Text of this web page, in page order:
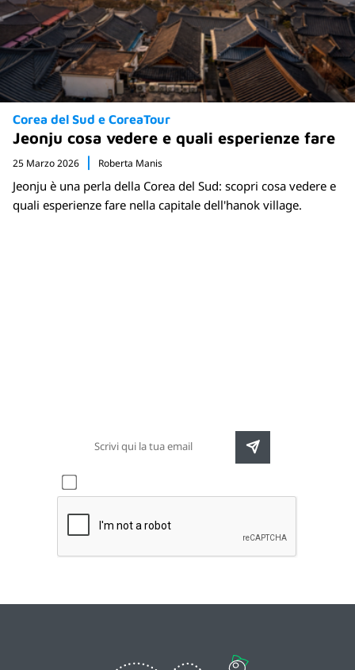
Corea del Sud e CoreaTour
Jeonju cosa vedere e quali esperienze fare
25 Marzo 2026 Roberta Manis
Jeonju è una perla della Corea del Sud: scopri cosa vedere e
quali esperienze fare nella capitale dell'hanok village.